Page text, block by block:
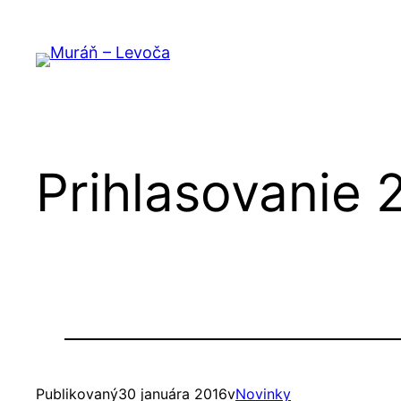
obsah
Prihlasovanie
Publikovaný30 januára 2016vNovinky